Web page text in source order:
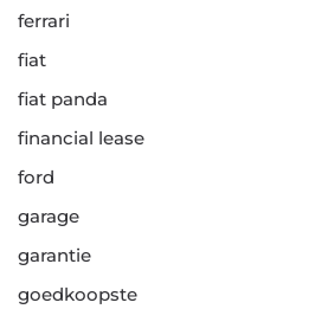
ferrari
fiat
fiat panda
financial lease
ford
garage
garantie
goedkoopste